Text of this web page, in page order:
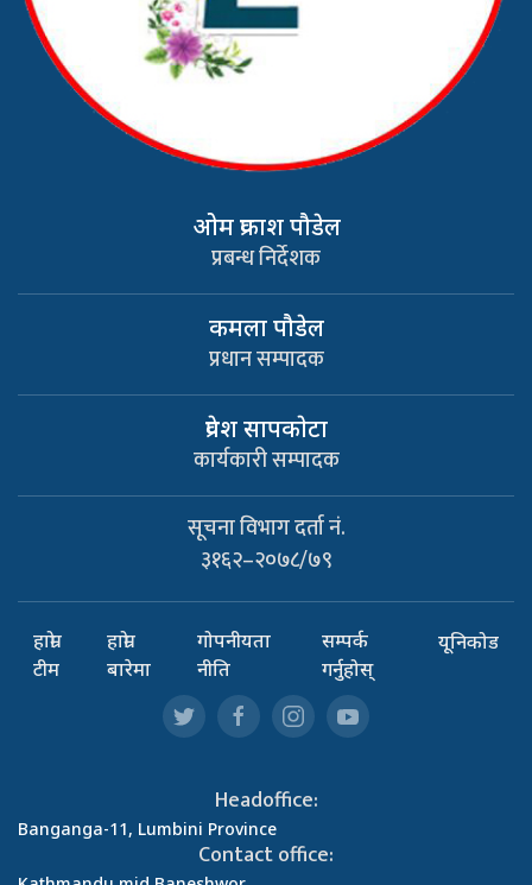
ओम प्रकाश पौडेल
प्रबन्ध निर्देशक
कमला पौडेल
प्रधान सम्पादक
प्रवेश सापकाेटा
कार्यकारी सम्पादक
सूचना विभाग दर्ता नं.
३१६२–२०७८/७९
हाम्रो
टीम
हाम्रो
बारेमा
गोपनीयता
नीति
सम्पर्क
गर्नुहोस्
यूनिकोड
Headoffice:
Banganga-11, Lumbini Province
Contact office: